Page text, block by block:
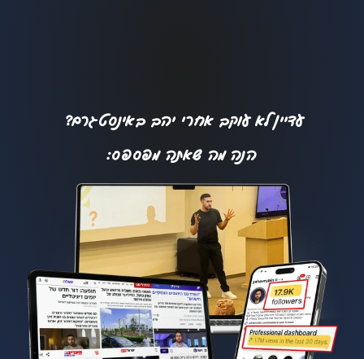
עדיין לא עוקב אחרי יהב באינסטגרם?
הנה מה שאתה מפספס: